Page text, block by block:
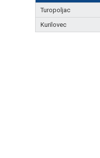
Turopoljac
Kurilovec